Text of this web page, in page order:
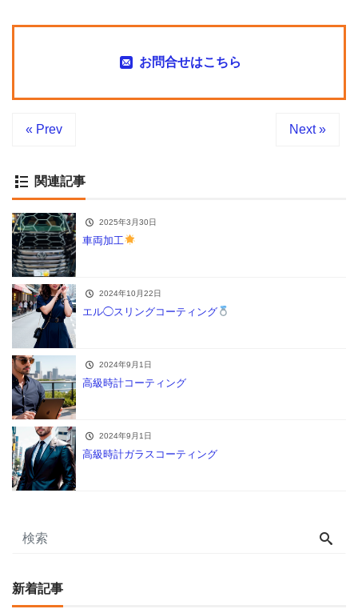
お問合せはこちら
« Prev Next »
関連記事
2025年3月30日
車両加工
2024年10月22日
エル◯スリングコーティング
2024年9月1日
高級時計コーティング
2024年9月1日
高級時計ガラスコーティング
新着記事